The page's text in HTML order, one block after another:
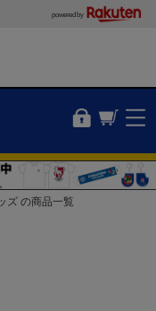
powered by
ズ の商品一覧